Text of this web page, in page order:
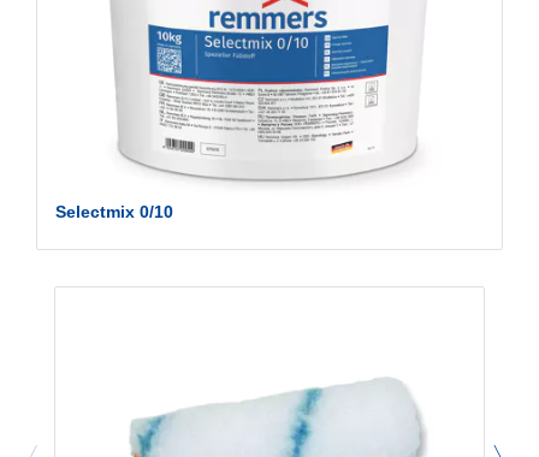
Selectmix 0/10